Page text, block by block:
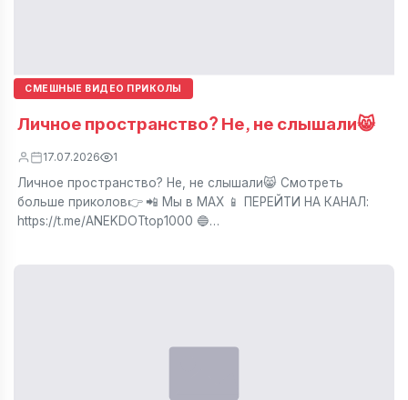
СМЕШНЫЕ ВИДЕО ПРИКОЛЫ
Личное пространство? Не, не слышали😸
17.07.2026 1
Личное пространство? Не, не слышали😸 Смотреть
больше приколов👉 📲 Мы в МАХ 📱 ПЕРЕЙТИ НА КАНАЛ:
https://t.me/ANEKDOTtop1000 🔵…